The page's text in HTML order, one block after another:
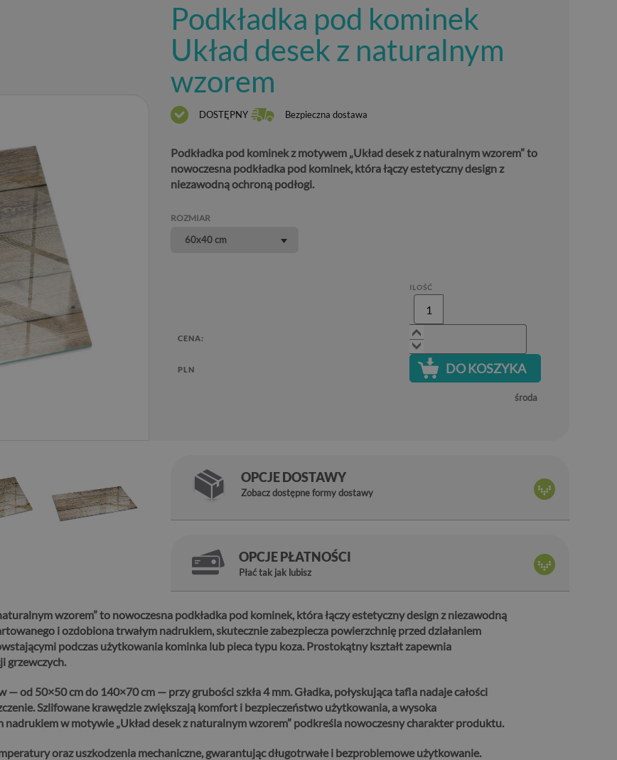
Podkładka pod kominek
Układ desek z naturalnym
wzorem
DOSTĘPNY Bezpieczna dostawa
Podkładka pod kominek z motywem „Układ desek z naturalnym wzorem” to
nowoczesna podkładka pod kominek, która łączy estetyczny design z
niezawodną ochroną podłogi.
ROZMIAR
60x40 cm
CENA:
PLN
ILOŚĆ
DO KOSZYKA
środa
wzorem” to nowoczesna podkładka pod kominek, która łączy estetyczny design z niezawodną
i ozdobiona trwałym nadrukiem, skutecznie zabezpiecza powierzchnię przed działaniem
podczas użytkowania kominka lub pieca typu koza. Prostokątny kształt zapewnia
grzewczych.
od 50×50 cm do 140×70 cm — przy grubości szkła 4 mm. Gładka, połyskująca tafla nadaje całości
Szlifowane krawędzie zwiększają komfort i bezpieczeństwo użytkowania, a wysoka
nadrukiem w motywie „Układ desek z naturalnym wzorem” podkreśla nowoczesny charakter produktu.
oraz uszkodzenia mechaniczne, gwarantując długotrwałe i bezproblemowe użytkowanie.
OPCJE DOSTAWY
Zobacz dostępne formy dostawy
OPCJE PŁATNOŚCI
Płać tak jak lubisz